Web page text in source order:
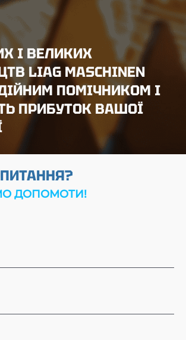
І ВЕЛИКИХ
LIAG MASCHINEN
ПОМІЧНИКОМ І
ПРИБУТОК ВАШОЇ
ДОПОМОТИ!